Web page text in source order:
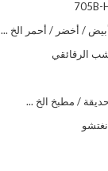
705B-
/ أخضر / أحمر الخ ...
الرقائقي
/ مطبخ الخ ...